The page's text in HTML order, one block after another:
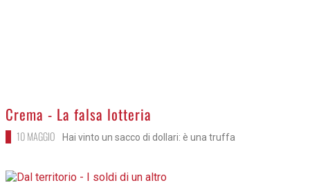
Crema - La falsa lotteria
10 MAGGIO Hai vinto un sacco di dollari: è una truffa